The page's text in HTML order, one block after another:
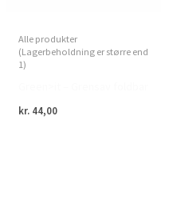
Alle produkter
(Lagerbeholdning er større end
1)
kr. 44,00